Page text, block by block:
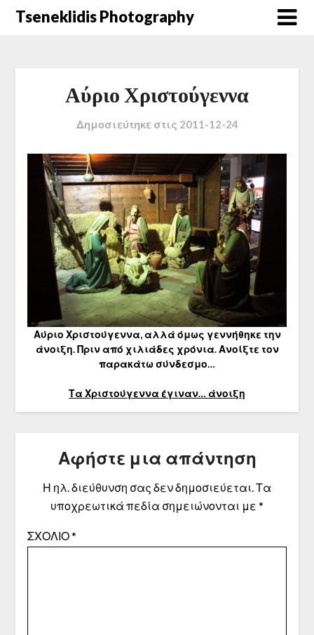
Μετάβαση
Tseneklidis Photography
Αύριο Χριστούγεννα
Δημοσιεύτηκε στις 2011-12-24
Αύριο Χριστούγεννα, αλλά όμως γεννήθηκε την
άνοιξη. Πριν από χιλιάδες χρόνια. Ανοίξτε τον
παρακάτω σύνδεσμο…
Τα Χριστούγεννα έγιναν… άνοιξη
Αφήστε μια απάντηση
Η ηλ. διεύθυνση σας δεν δημοσιεύεται.Τα
υποχρεωτικά πεδία σημειώνονται με *
ΣΧΌΛΙΟ*